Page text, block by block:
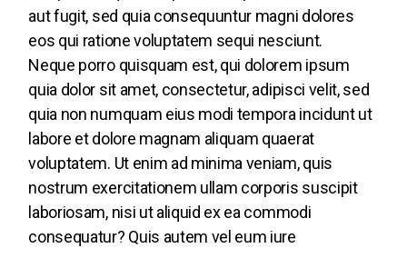
aut fugit, sed quia consequuntur magni dolores
eos qui ratione voluptatem sequi nesciunt.
Neque porro quisquam est, qui dolorem ipsum
quia dolor sit amet, consectetur, adipisci velit, sed
quia non numquam eius modi tempora incidunt ut
labore et dolore magnam aliquam quaerat
voluptatem. Ut enim ad minima veniam, quis
nostrum exercitationem ullam corporis suscipit
laboriosam, nisi ut aliquid ex ea commodi
consequatur? Quis autem vel eum iure